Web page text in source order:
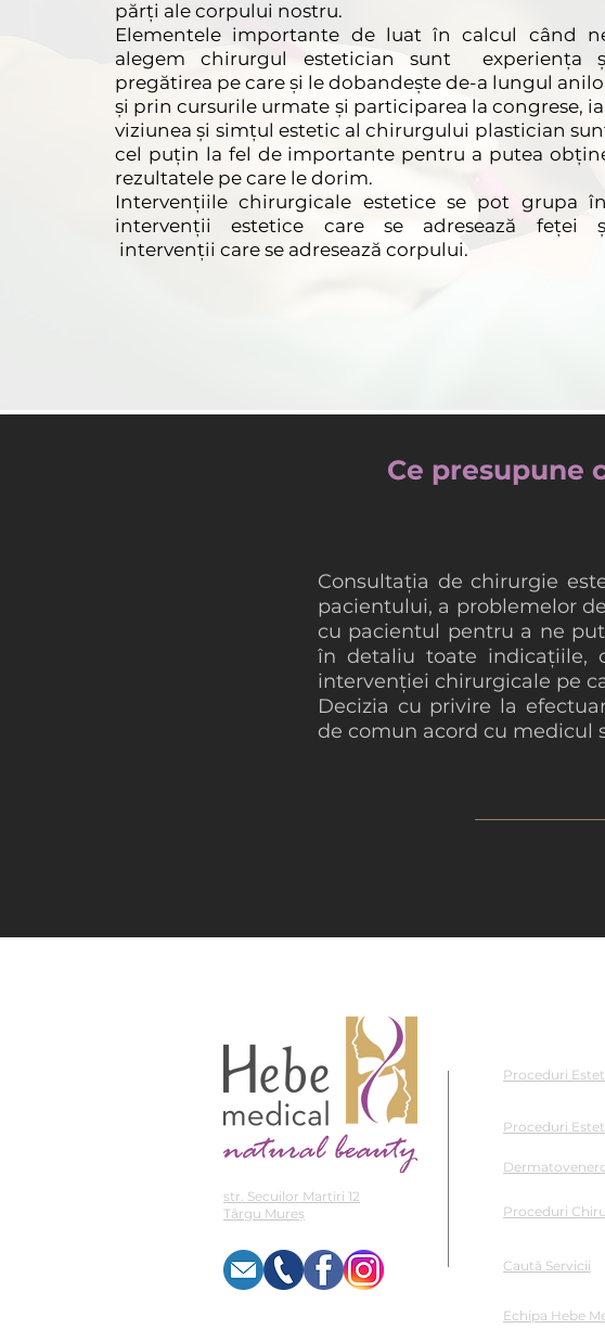
părți ale corpului nostru.
Elementele importante de luat în calcul când
alegem chirurgul estetician sunt experiența
pregătirea pe care și le dobandește de-a lungul
și prin cursurile urmate şi participarea la congrese,
viziunea și simțul estetic al chirurgului plastician
cel puțin la fel de importante pentru a putea
rezultatele pe care le dorim.
Intervenţiile chirurgicale estetice se pot grupa
intervenţii estetice care se adresează feţei
intervenţii care se adresează corpului.
Ce presupune
Consultația de chirurgie
pacientului, a problemelor
cu pacientul pentru a ne
în detaliu toate indicațiile,
intervenției chirurgicale pe
Decizia cu privire la
de comun acord cu medicul
str. Secuilor Martiri 12
Târgu Mureș
Proceduri
Proceduri
Proceduri
Caută Servicii
Echipa Hebe